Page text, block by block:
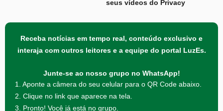
seus vídeos do Privacy
Receba notícias em tempo real, conteúdo exclusivo e
interaja com outros leitores e a equipe do portal LuzEs.
Junte-se ao nosso grupo no WhatsApp!
1. Aponte a câmera do seu celular para o QR Code abaixo.
2. Clique no link que aparece na tela.
3. Pronto! Você já está no grupo.